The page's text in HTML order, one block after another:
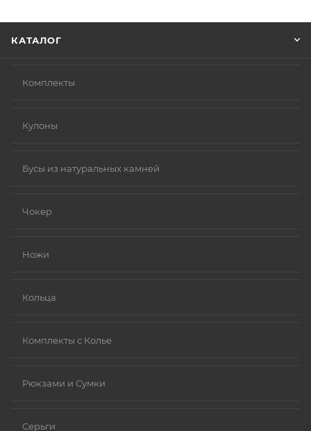
КАТАЛОГ
Комплекты
Кулоны
Бусы из натуральных камней
Чокер
Ножи
Кольца
Комплекты с Колье
Рюкзами и Сумки
Серьги